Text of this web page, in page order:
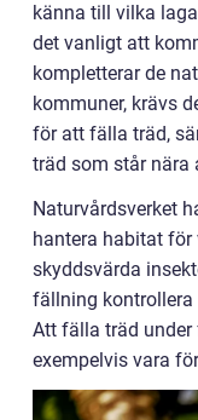
känna till vilka
det vanligt att
kompletterar de
kommuner, krävs
för att fälla träd,
träd som står nära
Naturvårdsverket
hantera habitat för
skyddsvärda
fällning kontrollera
Att fälla träd
exempelvis vara